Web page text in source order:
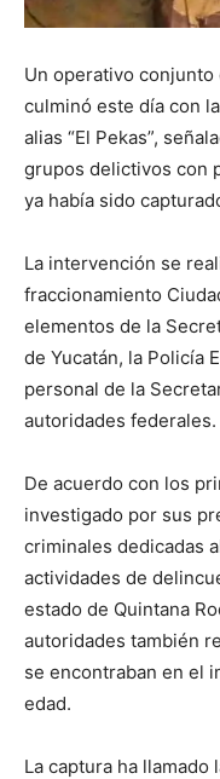
Un operativo
culminó este día con
alias “El Pekas”,
grupos delictivos con
ya había sido
La intervención se
fraccionamiento
elementos de la
de Yucatán, la Policía
personal de la
autoridades federales.
De acuerdo con los
investigado por sus
criminales dedicadas
actividades de
estado de Quintana
autoridades también
se encontraban en el
edad.
La captura ha